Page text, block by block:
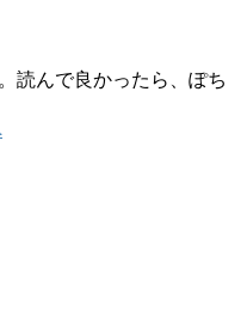
読んで良かったら、ぽち